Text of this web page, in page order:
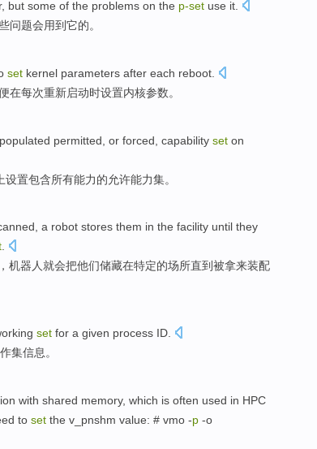
, but some of the problems on the p-set use it
问题会用到它的。
set kernel parameters after each reboot
在每次重新启动时设置内核参数。
permitted , or forced, capability set on
设置包含所有能力的允许能力集。
, a robot stores them in the facility until they
.
机器人就会把他们储藏在特定的场所直到被拿来装配
set for a given process ID
集信息。
with shared memory, which is often used in HPC
to set the v_pnshm value: # vmo -p -o